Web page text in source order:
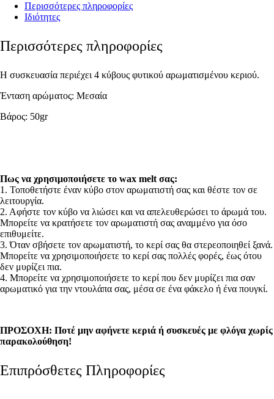
Περισσότερες πληροφορίες
Ιδιότητες
Περισσότερες πληροφορίες
Η συσκευασία περιέχει 4 κύβους φυτικού αρωματισμένου κεριού.
Ένταση αρώματος: Μεσαία
Βάρος: 50gr
Πως να χρησιμοποιήσετε το wax melt σας:
1. Τοποθετήστε έναν κύβο στον αρωματιστή σας και θέστε τον σε
λειτουργία.
2. Αφήστε τον κύβο να λιώσει και να απελευθερώσει το άρωμά του.
Μπορείτε να κρατήσετε τον αρωματιστή σας αναμμένο για όσο
επιθυμείτε.
3. Όταν σβήσετε τον αρωματιστή, το κερί σας θα στερεοποιηθεί ξανά.
Μπορείτε να χρησιμοποιήσετε το κερί σας πολλές φορές, έως ότου
δεν μυρίζει πια.
4. Μπορείτε να χρησιμοποιήσετε το κερί που δεν μυρίζει πια σαν
αρωματικό για την ντουλάπα σας, μέσα σε ένα φάκελο ή ένα πουγκί.
ΠΡΟΣΟΧΗ: Ποτέ μην αφήνετε κεριά ή συσκευές με φλόγα χωρίς
παρακολούθηση!
Επιπρόσθετες Πληροφορίες